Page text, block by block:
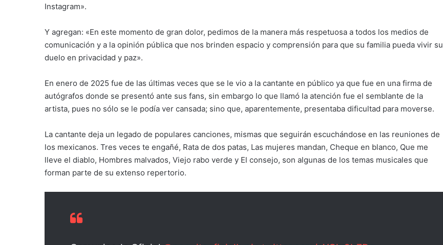
Instagram».
Y agregan: «En este momento de gran dolor, pedimos de la manera más respetuosa a todos los medios de
comunicación y a la opinión pública que nos brinden espacio y comprensión para que su familia pueda vivir su
duelo en privacidad y paz».
En enero de 2025 fue de las últimas veces que se le vio a la cantante en público ya que fue en una firma de
autógrafos donde se presentó ante sus fans, sin embargo lo que llamó la atención fue el semblante de la
artista, pues no sólo se le podía ver cansada; sino que, aparentemente, presentaba dificultad para moverse.
La cantante deja un legado de populares canciones, mismas que seguirán escuchándose en las reuniones de
los mexicanos. Tres veces te engañé, Rata de dos patas, Las mujeres mandan, Cheque en blanco, Que me
lleve el diablo, Hombres malvados, Viejo rabo verde y El consejo, son algunas de los temas musicales que
forman parte de su extenso repertorio.